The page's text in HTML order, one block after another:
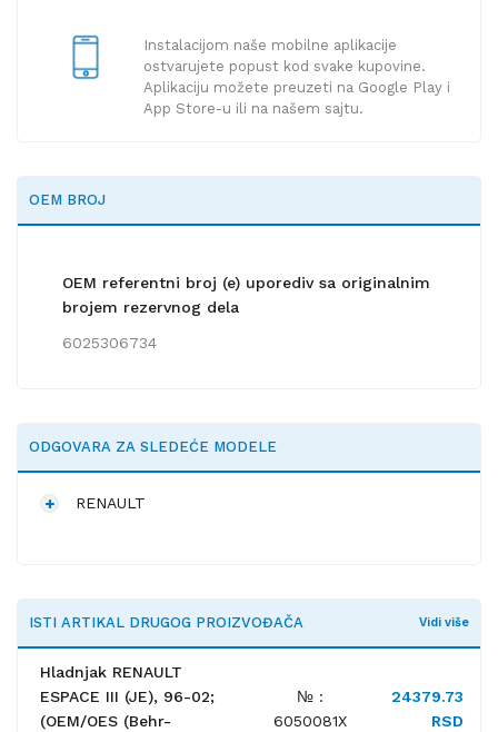
Instalacijom naše mobilne aplikacije
ostvarujete popust kod svake kupovine.
Aplikaciju možete preuzeti na Google Play i
App Store-u ili na našem sajtu.
OEM BROJ
OEM referentni broj (e) uporediv sa originalnim
brojem rezervnog dela
6025306734
ODGOVARA ZA SLEDEĆE MODELE
RENAULT
ISTI ARTIKAL DRUGOG PROIZVOĐAČA Vidi više
Hladnjak RENAULT
ESPACE III (JE), 96-02;
(OEM/OES (Behr-
№ :
6050081X
24379.73
RSD